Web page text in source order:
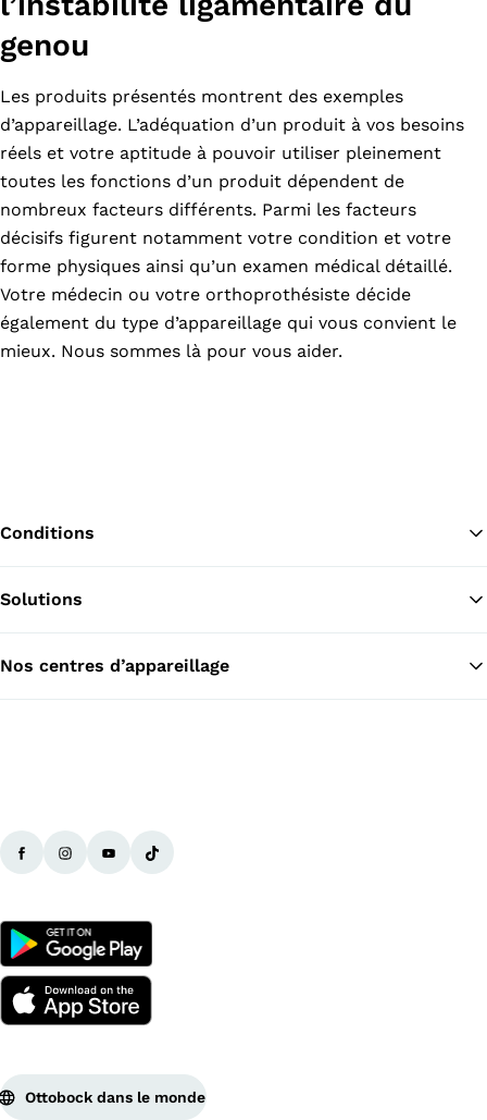
genou
Les produits présentés montrent des exemples
d’appareillage. L’adéquation d’un produit à vos besoins
réels et votre aptitude à pouvoir utiliser pleinement
toutes les fonctions d’un produit dépendent de
nombreux facteurs différents. Parmi les facteurs
décisifs figurent notamment votre condition et votre
forme physiques ainsi qu’un examen médical détaillé.
Votre médecin ou votre orthoprothésiste décide
également du type d’appareillage qui vous convient le
mieux. Nous sommes là pour vous aider.
Conditions
Solutions
Nos centres d’appareillage
Ottobock dans le monde